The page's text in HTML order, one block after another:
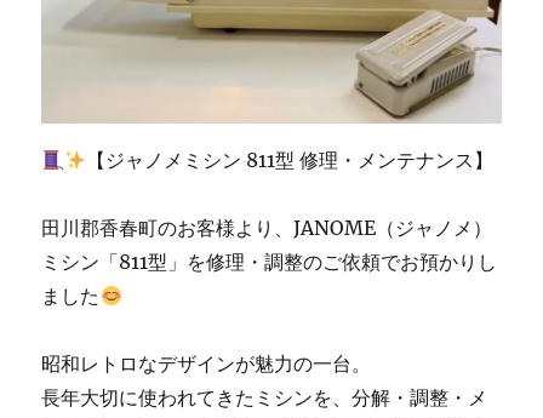
区
の
北
州
市
の
専
門
【ジャノメミシン 811型 修理・メンテナンス】
田川郡香春町のお客様より、JANOME（ジャノメ）
ミシン「811型」を修理・調整のご依頼でお預かりし
ました
昭和レトロなデザインが魅力の一台。
長年大切に使われてきたミシンを、分解・調整・メ